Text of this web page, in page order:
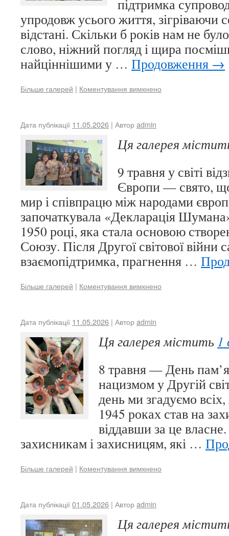
підтримка
упродовж усього життя, зігріваючи
відстані. Скільки б років нам не
слово, ніжний погляд і щира
найціннішими у … Продовження →
Більше галерей | Коментування вимкнено
Дата публікації 11.05.2026 | Автор admin
Ця галерея
9 травня у світі
Європи — свято, що
мир і співпрацю між народами
започаткувала «Декларація
1950 році, яка стала основою
Союзу. Після Другої світової війни
взаємопідтримка, прагнення …
Більше галерей | Коментування вимкнено
Дата публікації 11.05.2026 | Автор admin
Ця галерея містить 1
8 травня — День
нацизмом у Другій
день ми згадуємо
1945 роках став на
віддавши за це
захисникам і захисницям, які …
Більше галерей | Коментування вимкнено
Дата публікації01.05.2026 | Автор admin
Ця галерея